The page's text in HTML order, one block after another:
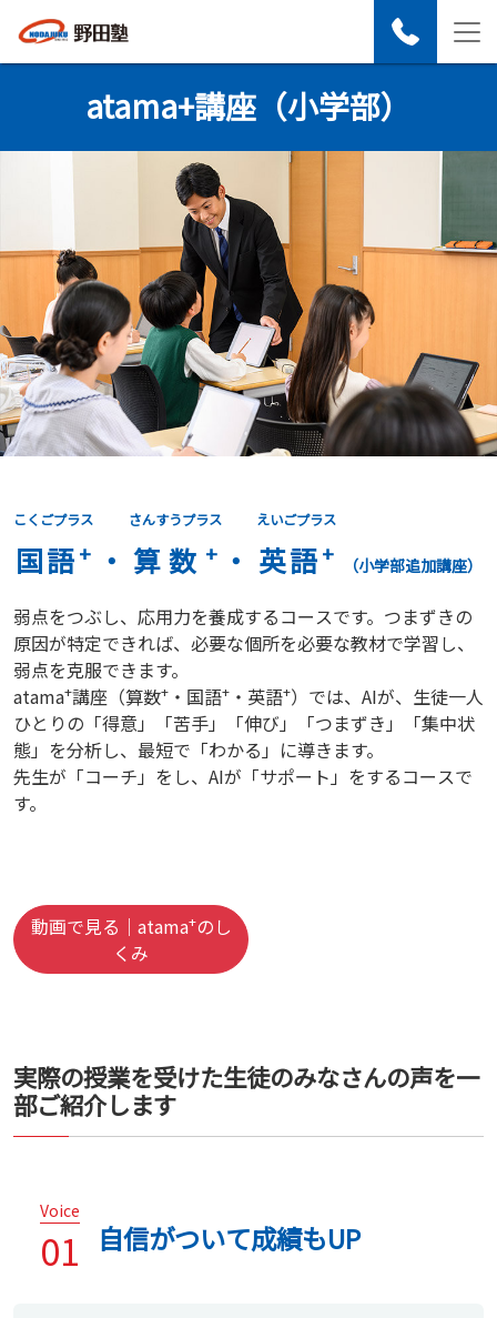
atama+講座​（小学部）​
国語+
こくごプラス
・ 算数 +
さんすうプラス
・ 英語+
えいごプラス
（小学部追加講座）
弱点をつぶし、応用力を養成するコースです。つまずきの
原因が特定できれば、必要な個所を必要な教材で学習し、
弱点を克服できます。
atama+講座（算数+ ・国語+ ・英語+）では、AIが、生徒一人
ひとりの「得意」「苦手」「伸び」「つまずき」「集中状
態」を分析し、最短で「わかる」に導きます。
先生が「コーチ」をし、AIが「サポート」をするコースで
す。
動画で見る｜atama+のし
くみ
実際の授業を受けた生徒のみなさんの声を一
部ご紹介します
Voice
01 自信がついて成績もUP